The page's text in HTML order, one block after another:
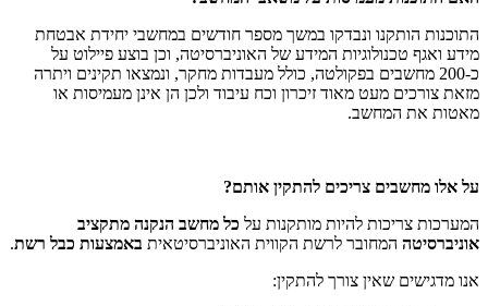
התוכנות הותקנו ונבדקו במשך מספר חודשים במחשבי יחידת אבטחת
מידע ואגף טכנולוגיות המידע של האוניברסיטה, וכן בוצע פיילוט על
כ-200 מחשבים בפקולטה, כולל מעבדות מחקר, ונמצאו תקינים ויתרה
מזאת צורכים מעט מאוד זיכרון וכח עיבוד ולכן הן אינן מעמיסות או
מאטות את המחשב.
על אלו מחשבים צריכים להתקין אותם?
המערכות צריכות להיות מותקנות על כל מחשב הנקנה מתקציב
אוניברסיטה המחובר לרשת הקווית האוניברסיטאית באמצעות כבל רשת.
אנו מדגישים שאין צורך להתקין: